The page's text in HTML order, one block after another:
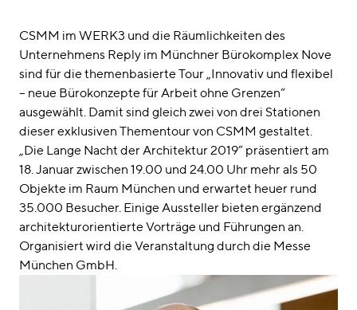
CSMM im WERK3 und die Räumlichkeiten des
Unternehmens Reply im Münchner Bürokomplex Nove
sind für die themenbasierte Tour „Innovativ und flexibel
– neue Bürokonzepte für Arbeit ohne Grenzen“
ausgewählt. Damit sind gleich zwei von drei Stationen
dieser exklusiven Thementour von CSMM gestaltet.
„Die Lange Nacht der Architektur 2019“ präsentiert am
18. Januar zwischen 19.00 und 24.00 Uhr mehr als 50
Objekte im Raum München und erwartet heuer rund
35.000 Besucher. Einige Aussteller bieten ergänzend
architekturorientierte Vorträge und Führungen an.
Organisiert wird die Veranstaltung durch die Messe
München GmbH.